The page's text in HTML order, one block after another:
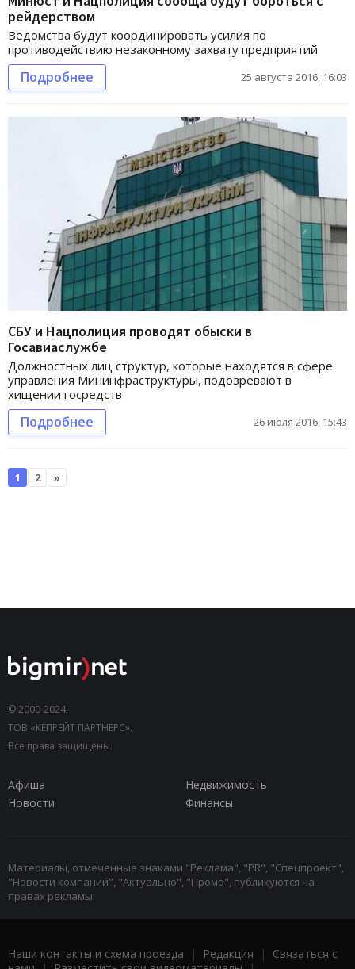
рейдерством
Ведомства будут координировать усилия по
противодействию незаконному захвату предприятий
Подробнее 25 августа 2016, 16:03
СБУ и Нацполиция проводят обыски в
Госавиаслужбе
Должностных лиц структур, которые находятся в сфере
управления Мининфраструктуры, подозревают в
хищении госредств
Подробнее 26 июля 2016, 15:43
1 2 »
© 2000-2024,
ТОВ «КЕПРЕЙТ ПАРТНЕРС».
Все права защищены.
Афиша
Недвижимость
Новости
Финансы
Материалы, отмеченные знаками "Реклама", "PR", "Спецпроект",
"Новости компаний", "Актуально", "Промо", публикуются на
правах рекламы.
Наши контакты и схема проезда | Редакция | Связаться с